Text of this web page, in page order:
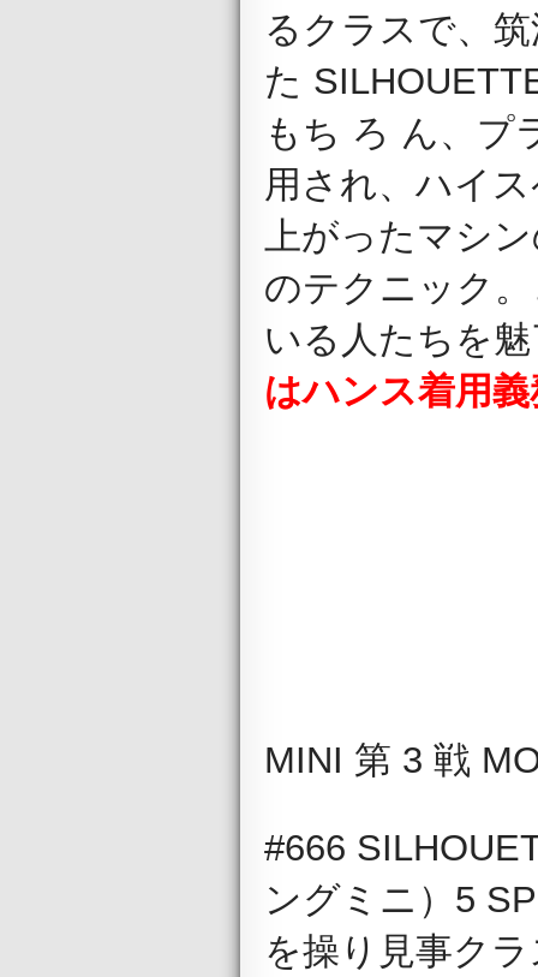
るクラスで、
た
もち ろ ん、プ
用され、ハイ
上がったマシ
のテクニック
いる人たちを
はハンス着用
MINI 第 3 戦
#666
ングミニ）5
を操り見事ク